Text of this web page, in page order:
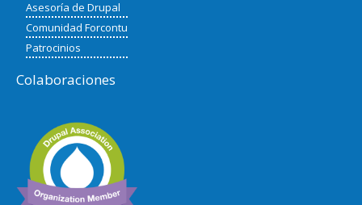
Asesoría de Drupal
Comunidad Forcontu
Patrocinios
Colaboraciones